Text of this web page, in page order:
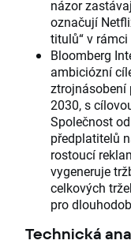
názor
označují
titulů“ v
Bloomberg
ambiciózní
ztrojnásobení
2030, s
Společnost
předplatitelů
rostoucí
vygeneruje
celkových
pro
Technická